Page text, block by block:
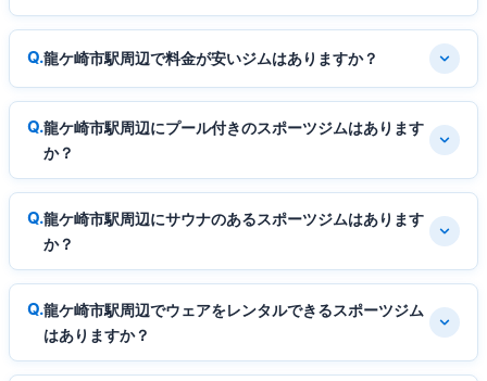
龍ケ崎市駅周辺で料金が安いジムはありますか？
龍ケ崎市駅周辺にプール付きのスポーツジムはあります
か？
龍ケ崎市駅周辺にサウナのあるスポーツジムはあります
か？
龍ケ崎市駅周辺でウェアをレンタルできるスポーツジム
はありますか？